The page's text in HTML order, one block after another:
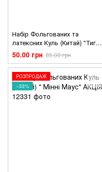
Набір Фольгованих та
латексних Куль (Китай) "Тигр"
АКЦІЯ
50.00 грн 85.00 грн
РОЗПРОДАЖ
−33%